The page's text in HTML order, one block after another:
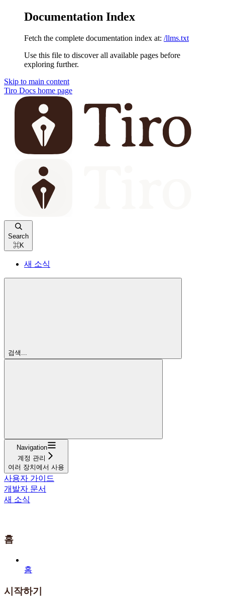
Documentation Index
Fetch the complete documentation index at: /llms.txt
Use this file to discover all available pages before
exploring further.
Skip to main content
Tiro Docs home page
Search
⌘K
새 소식
검색...
Navigation
계정 관리
여러 장치에서 사용
사용자 가이드
개발자 문서
새 소식
홈
홈
시작하기